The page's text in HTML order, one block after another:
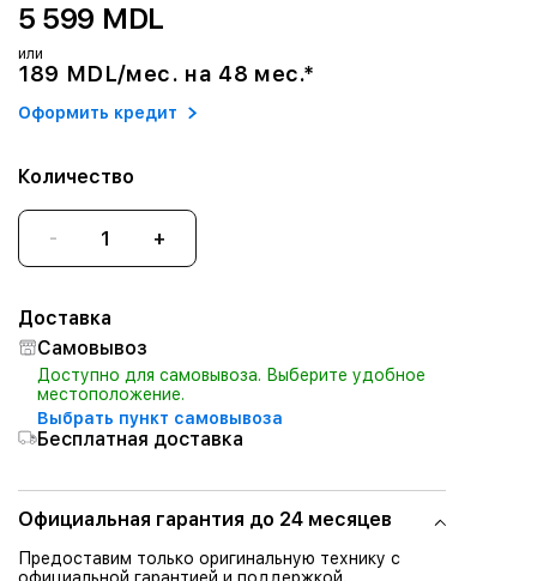
5 599 MDL
или
189 MDL/мес. на 48 мес.*
Оформить кредит
Количество
- +
Доставка
Самовывоз
Доступно для самовывоза. Выберите удобное
местоположение.
Выбрать пункт самовывоза
Бесплатная доставка
Официальная гарантия до 24 месяцев
Предоставим только оригинальную технику с